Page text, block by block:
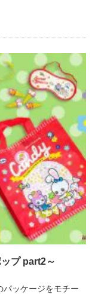
プ part2～
ッケージをモチー